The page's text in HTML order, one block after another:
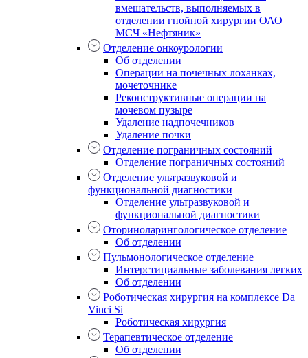
вмешательств, выполняемых в
отделении гнойной хирургии ОАО
МСЧ «Нефтяник»
Отделение онкоурологии
Об отделении
Операции на почечных лоханках,
мочеточнике
Реконструктивные операции на
мочевом пузыре
Удаление надпочечников
Удаление почки
Отделение пограничных состояний
Отделение пограничных состояний
Отделение ультразвуковой и
функциональной диагностики
Отделение ультразвуковой и
функциональной диагностики
Оториноларингологическое отделение
Об отделении
Пульмонологическое отделение
Интерстициальные заболевания легких
Об отделении
Роботическая хирургия на комплексе Da
Vinci Si
Роботическая хирургия
Терапевтическое отделение
Об отделении